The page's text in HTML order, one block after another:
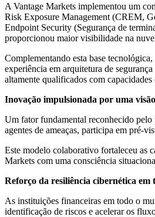
A Vantage Markets implementou um
Risk Exposure Management (CREM,
Endpoint Security (Segurança de
proporcionou maior visibilidade na
Complementando esta base
experiência em arquitetura de
altamente qualificados com capacidades
Inovação impulsionada por uma
Um fator fundamental reconhecido pelo
agentes de ameaças, participa em pré-
Este modelo colaborativo fortaleceu as
Markets com uma consciência
Reforço da resiliência cibernética em
As instituições financeiras em todo o
identificação de riscos e acelerar os